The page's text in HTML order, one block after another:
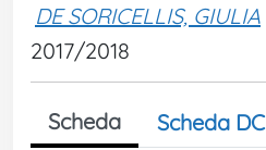
DE SORICELLIS, GIULIA
2017/2018
Scheda Scheda DC